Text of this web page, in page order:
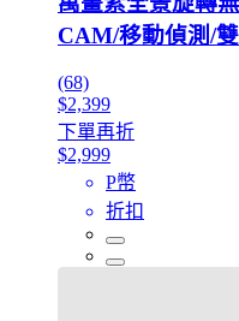
CAM/移動偵測/
(68)
$2,399
下單再折
$2,999
P幣
折扣